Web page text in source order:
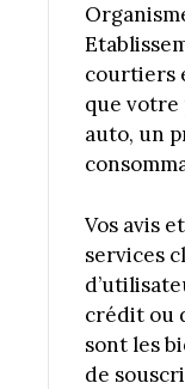
courtiers
que
auto, un
Vos avis
services
crédit ou
sont les
de